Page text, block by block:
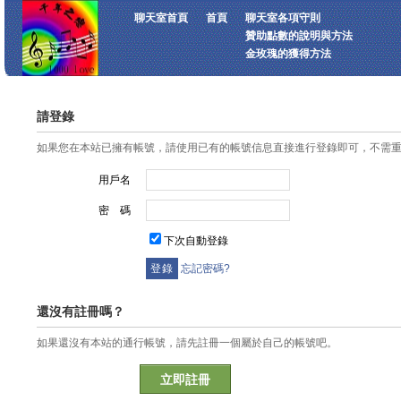
聊天室首頁 首頁
聊天室各項守則
贊助點數的說明與方法
金玫瑰的獲得方法
請登錄
如果您在本站已擁有帳號，請使用已有的帳號信息直接進行登錄即可，不需
用戶名
密 碼
下次自動登錄
忘記密碼?
還沒有註冊嗎？
如果還沒有本站的通行帳號，請先註冊一個屬於自己的帳號吧。
立即註冊